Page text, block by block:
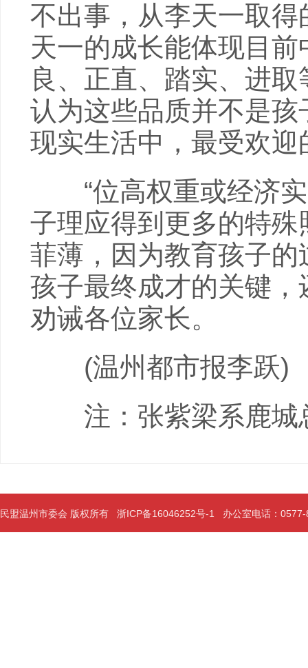
不出事，从李天一取
天一的成长能体现目
良、正直、踏实、进
认为这些品质并不是
现实生活中，最受欢
“位高权重或经济实
子理应得到更多的特
菲薄，因为教育孩子
孩子最终成才的关键
劝诫各位家长。
(温州都市报李跃)
注：张紫梁系鹿城
民盟温州市委会 版权所有 浙ICP备16046252号-1 办公室电话：